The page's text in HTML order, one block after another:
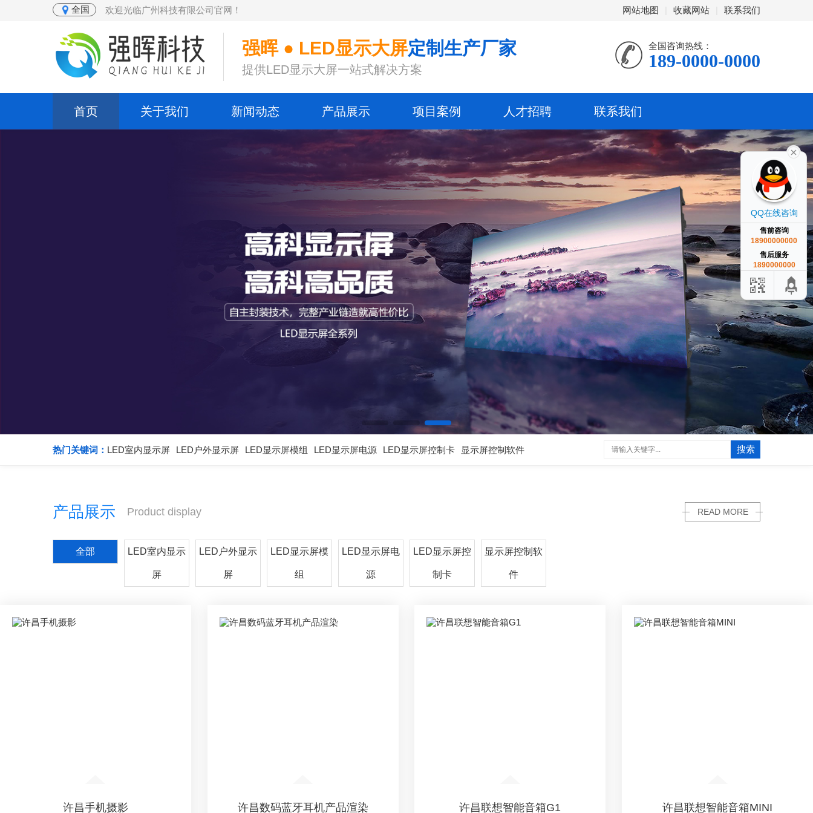
全国 网站地图 收藏网站 联系我们
欢迎光临广州科技有限公司官网！
强晖 ● LED显示大屏定制生产厂家
提供LED显示大屏一站式解决方案
全国咨询热线：
189-0000-0000
首页 关于我们 新闻动态 产品展示 项目案例 人才招聘 联系我们
热门关键词： LED室内显示屏 LED户外显示屏 LED显示屏模组 LED显示屏电源 LED显示屏控制卡 显示屏控制软件 搜索
产品展示 Product display READ MORE
全部 LED室内显示
屏
LED户外显示
屏
LED显示屏模
组
LED显示屏电
源
LED显示屏控
制卡
显示屏控制软
件
许昌手机摄影 许昌数码蓝牙耳机产品渲染 许昌联想智能音箱G1 许昌联想智能音箱MINI
QQ在线咨询
售前咨询
18900000000
售后服务
1890000000